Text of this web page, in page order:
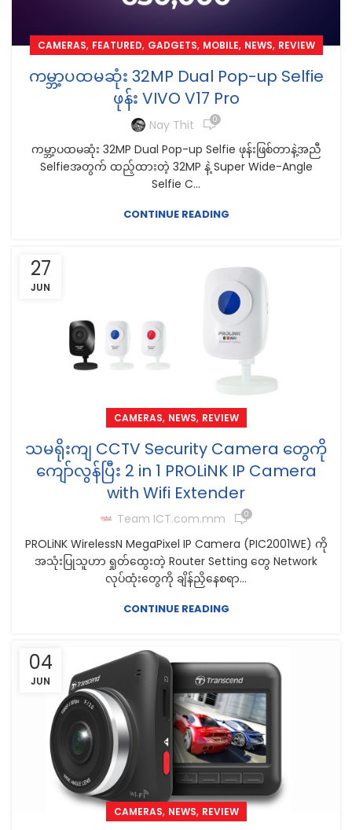
CAMERAS, FEATURED, GADGETS, MOBILE, NEWS, REVIEW
ကမ္ဘာ့ပထမဆုံး 32MP Dual Pop-up Selfie
ဖုန်း VIVO V17 Pro
Nay Thit 0
ကမ္ဘာ့ပထမဆုံး 32MP Dual Pop-up Selfie ဖုန်းဖြစ်တာနဲ့အညီ
Selfieအတွက် ထည့်ထားတဲ့ 32MP နဲ့ Super Wide-Angle
Selfie C...
CONTINUE READING
27
JUN
CAMERAS, NEWS, REVIEW
သမရိုးကျ CCTV Security Camera တွေကို
ကျော်လွန်ပြီး 2 in 1 PROLiNK IP Camera
with Wifi Extender
Team ICT.com.mm 0
PROLiNK WirelessN MegaPixel IP Camera (PIC2001WE) ကို
အသုံးပြုသူဟာ ရှုတ်ထွေးတဲ့ Router Setting တွေ Network
လုပ်ထုံးတွေကို ချိန်ညှိနေစရာ...
CONTINUE READING
04
JUN
CAMERAS, NEWS, REVIEW